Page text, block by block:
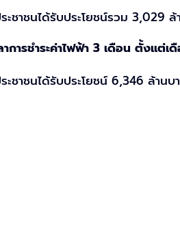
ะชาชนได้รับประโยชน์รวม 3,029
าการชำระค่าไฟฟ้า 3 เดือน ตั้งแต่
ะชาชนได้รับประโยชน์ 6,346 ล้าน